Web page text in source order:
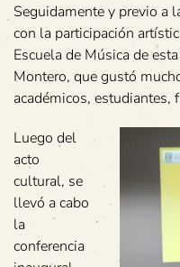
Seguidamente y previo a
con la participación
Escuela de Música de
Montero, que gustó
académicos, estudiantes,
Luego del
acto
cultural, se
llevó a cabo
la
conferencia